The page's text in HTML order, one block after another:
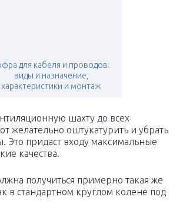
для кабеля и проводов:
виды и назначение,
характеристики и монтаж
шахту до всех
желательно оштукатурить и убрать
Это придаст входу максимальные
качества.
получиться примерно такая же
в стандартном круглом колене под